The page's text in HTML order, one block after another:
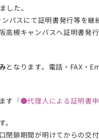
した。
パスにて証明書発行等を
槻キャンパスへ証明書発
となります。電話・FAX・
す 『●代理人による証明書
鎖期間が明けてからの交